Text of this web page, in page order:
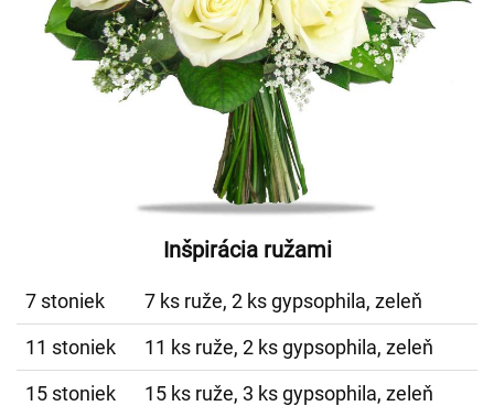
Inšpirácia ružami
7 stoniek
7 ks ruže, 2 ks gypsophila, zeleň
11 stoniek
11 ks ruže, 2 ks gypsophila, zeleň
15 stoniek
15 ks ruže, 3 ks gypsophila, zeleň